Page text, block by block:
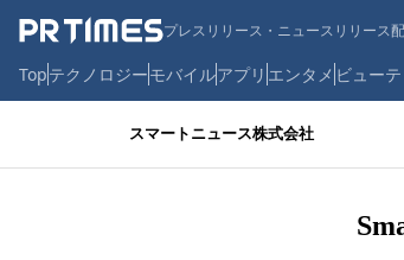
プレスリリース・ニュースリリース
Topテクノロジーモバイルアプリ エンタメ ビュー
スマートニュース株式会社